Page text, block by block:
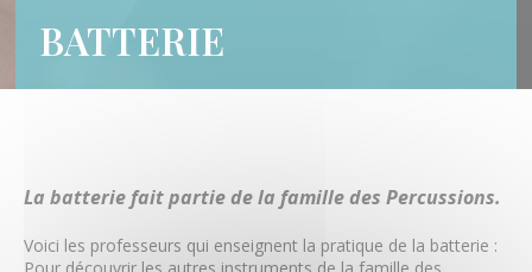
Clarinette
Contrebasse
Cor
Guitare électrique
Grandes Orgues
BATTERIE
La batterie fait partie de la famille des Percussions.
Voici les professeurs qui enseignent la pratique de la batterie :